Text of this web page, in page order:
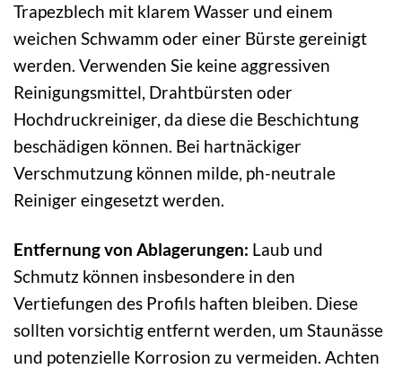
Trapezblech mit klarem Wasser und einem
weichen Schwamm oder einer Bürste gereinigt
werden. Verwenden Sie keine aggressiven
Reinigungsmittel, Drahtbürsten oder
Hochdruckreiniger, da diese die Beschichtung
beschädigen können. Bei hartnäckiger
Verschmutzung können milde, ph-neutrale
Reiniger eingesetzt werden.
Entfernung von Ablagerungen: Laub und
Schmutz können insbesondere in den
Vertiefungen des Profils haften bleiben. Diese
sollten vorsichtig entfernt werden, um Staunässe
und potenzielle Korrosion zu vermeiden. Achten